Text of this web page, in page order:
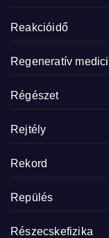
Reakcióidő
Regeneratív
Régészet
Rejtély
Rekord
Repülés
Részecskefizika